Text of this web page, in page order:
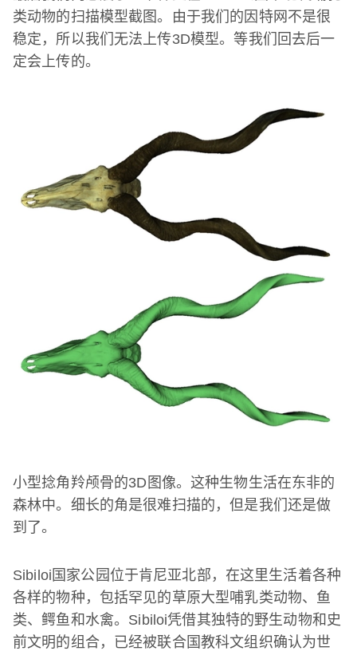
类动物的扫描模型截图。由于我们的因特网不是很
稳定，所以我们无法上传3D模型。等我们回去后一
定会上传的。
小型捻角羚颅骨的3D 图像。这种生物生活在东非的
森林中。细长的角是很难扫描的，但是我们还是做
到了。
Sibiloi 国家公园位于肯尼亚北部，在这里生活着各种
各样的物种，包括罕见的草原大型哺乳类动物、鱼
类、鳄鱼和水禽。 Sibiloi凭借其独特的野生动物和史
前文明的组合，已经被联合国教科文组织确认为世